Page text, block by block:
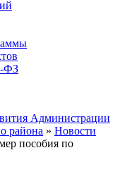
ФЗ
Администрации
района » Новости
пособия по